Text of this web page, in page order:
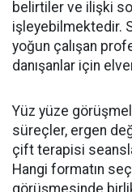
belirtiler ve ilişki
işleyebilmektedir.
yoğun çalışan
danışanlar için
Yüz yüze
süreçler, ergen
çift terapisi
Hangi formatın